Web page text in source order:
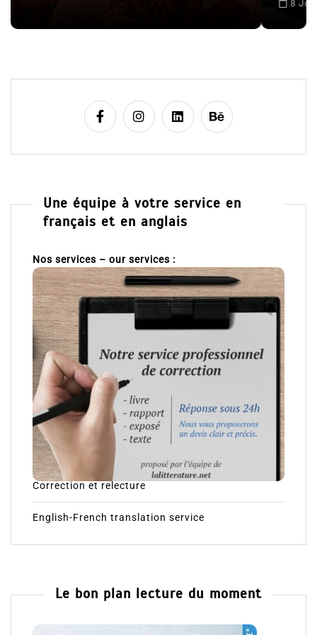
e
Une équipe à votre service en
français et en anglais
Nos services – our services :
Correction et relecture
English-French translation service
Le bon plan lecture du moment